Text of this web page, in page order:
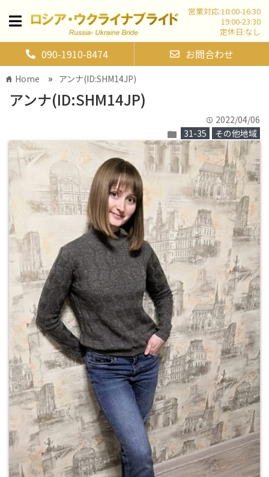
営業対応:10:00-16:30
19:00-23:30
定休日:なし
090-1910-8474 お問合わせ
home Home » アンナ(ID:SHM14JP)
アンナ(ID:SHM14JP)
time 2022/04/06
folder 31-35 その他地域